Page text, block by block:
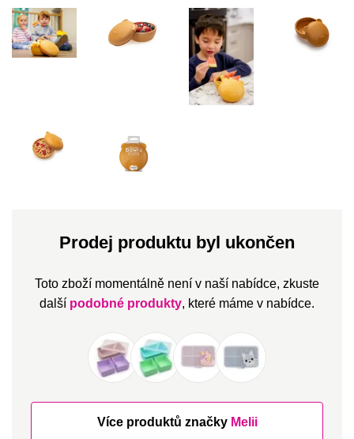
Prodej produktu byl ukončen
Toto zboží momentálně není v naší nabídce, zkuste
další podobné produkty, které máme v nabídce.
Více produktů značky Melii